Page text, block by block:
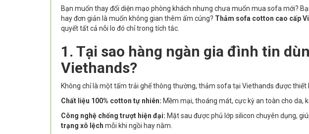
Bạn muốn thay đổi diện mạo phòng khách nhưng chưa muốn mua sofa mới?
hay đơn giản là muốn không gian thêm ấm cúng? Thảm sofa cotton cao cấp
quyết tất cả nỗi lo đó chỉ trong tích tắc.
1. Tại sao hàng ngàn gia đình tin
Viethands?
Không chỉ là một tấm trải ghế thông thường, thảm sofa tại Viethands được thiết
Chất liệu 100% cotton tự nhiên: Mềm mại, thoáng mát, cực kỳ an toàn cho da,
Công nghệ chống trượt hiện đại: Mặt sau được phủ lớp silicon chuyên dụng,
trạng xô lệch mỗi khi ngồi hay nằm.